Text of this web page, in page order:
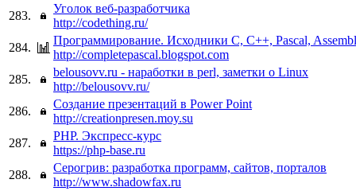
283.
Уголок веб-разработчика
http://codething.ru/
284.
Программирование. Исходники C, C++, Pascal,
http://completepascal.blogspot.com
285.
belousovv.ru - наработки в perl, заметки о Linux
http://belousovv.ru/
286.
Создание презентаций в Power Point
http://creationpresen.moy.su
287.
PHP. Экспресс-курс
https://php-base.ru
288.
Серогрив: разработка программ, сайтов, порталов
http://www.shadowfax.ru